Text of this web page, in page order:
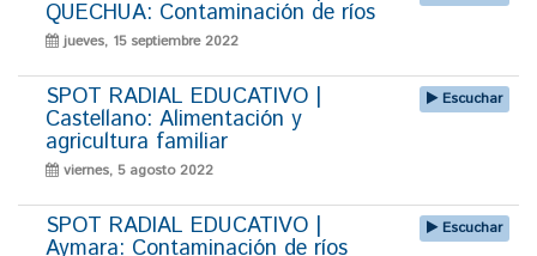
QUECHUA: Contaminación de ríos
jueves, 15 septiembre 2022
SPOT RADIAL EDUCATIVO |
Castellano: Alimentación y
agricultura familiar
viernes, 5 agosto 2022
Escuchar
SPOT RADIAL EDUCATIVO |
Aymara: Contaminación de ríos
Escuchar